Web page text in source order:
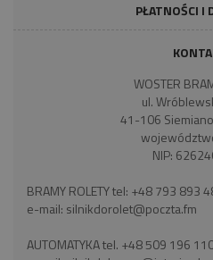
PŁATNOŚCI I
WOSTER
ul.
41-106
NIP:
BRAMY ROLETY tel: +48 793 893
e-mail: silnikdorolet@poczta.fm
AUTOMATYKA tel. +48 509 196